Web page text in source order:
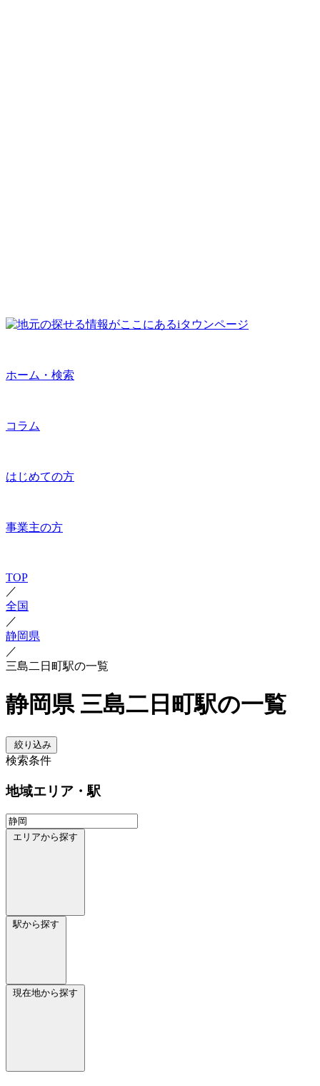
ホーム・検索
コラム
はじめての方
事業主の方
TOP
／
全国
／
静岡県
／
三島二日町駅の一覧
静岡県 三島二日町駅の一覧
絞り込み
検索条件
地域エリア・駅
エリアから探す
駅から探す
現在地から探す